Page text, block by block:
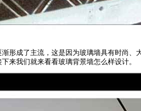
形成了主流，这是因为玻璃墙具有时尚、
来我们就来看看玻璃背景墙怎么样设计。